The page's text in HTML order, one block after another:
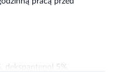
dekspantenol 5%,